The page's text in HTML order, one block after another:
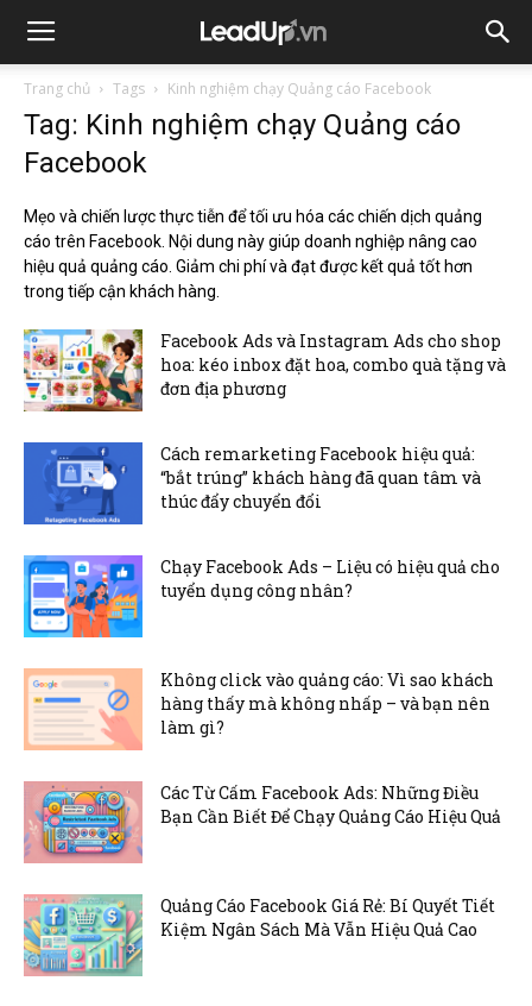
Trang chủ Tags Kinh nghiệm chạy Quảng cáo Facebook
Tag: Kinh nghiệm chạy Quảng cáo
Facebook
Mẹo và chiến lược thực tiễn để tối ưu hóa các chiến dịch quảng
cáo trên Facebook. Nội dung này giúp doanh nghiệp nâng cao
hiệu quả quảng cáo. Giảm chi phí và đạt được kết quả tốt hơn
trong tiếp cận khách hàng.
Facebook Ads và Instagram Ads cho shop
hoa: kéo inbox đặt hoa, combo quà tặng và
đơn địa phương
Cách remarketing Facebook hiệu quả:
“bắt trúng” khách hàng đã quan tâm và
thúc đẩy chuyển đổi
Chạy Facebook Ads – Liệu có hiệu quả cho
tuyển dụng công nhân?
Không click vào quảng cáo: Vì sao khách
hàng thấy mà không nhấp – và bạn nên
làm gì?
Các Từ Cấm Facebook Ads: Những Điều
Bạn Cần Biết Để Chạy Quảng Cáo Hiệu Quả
Quảng Cáo Facebook Giá Rẻ: Bí Quyết Tiết
Kiệm Ngân Sách Mà Vẫn Hiệu Quả Cao